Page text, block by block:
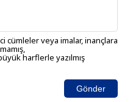
cümleler veya imalar, inançlara
harflerle yazılmış
Gönder